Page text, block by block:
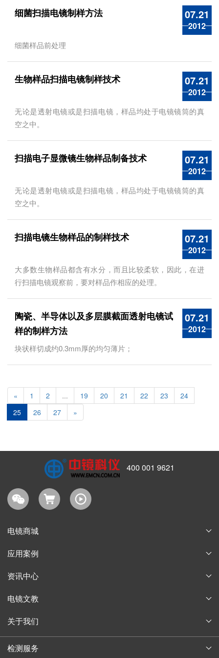
07.21
2012
细菌扫描电镜制样方法
细菌样品前处理
07.21
2012
生物样品扫描电镜制样技术
无论是透射电镜或是扫描电镜，样品均处于电镜镜筒的真
空之中。
07.21
2012
扫描电子显微镜生物样品制备技术
无论是透射电镜或是扫描电镜，样品均处于电镜镜筒的真
空之中。
07.21
2012
扫描电镜生物样品的制样技术
大多数生物样品都含有水分，而且比较柔软，因此，在进
行扫描电镜观察前，要对样品作相应的处理。
07.21
2012
陶瓷、半导体以及多层膜截面透射电镜试
样的制样方法
块状样切成约0.3mm厚的均匀薄片；
« 1 2 ... 19 20 21 22 23
24
25
26 27 »
400 001 9621
电镜商城
耗材商城
应用案例
论文案例
资讯中心
企业新闻
中镜讲堂
电镜文教
电子显微镜博物馆
电子显微镜教育
实验技术培训
关于我们
检测服务